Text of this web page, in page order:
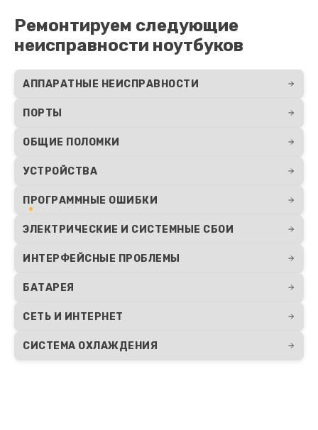
Ремонтируем следующие
неисправности ноутбуков
АППАРАТНЫЕ НЕИСПРАВНОСТИ
ПОРТЫ
ОБЩИЕ ПОЛОМКИ
УСТРОЙСТВА
ПРОГРАММНЫЕ ОШИБКИ
ЭЛЕКТРИЧЕСКИЕ И СИСТЕМНЫЕ СБОИ
ИНТЕРФЕЙСНЫЕ ПРОБЛЕМЫ
БАТАРЕЯ
СЕТЬ И ИНТЕРНЕТ
СИСТЕМА ОХЛАЖДЕНИЯ